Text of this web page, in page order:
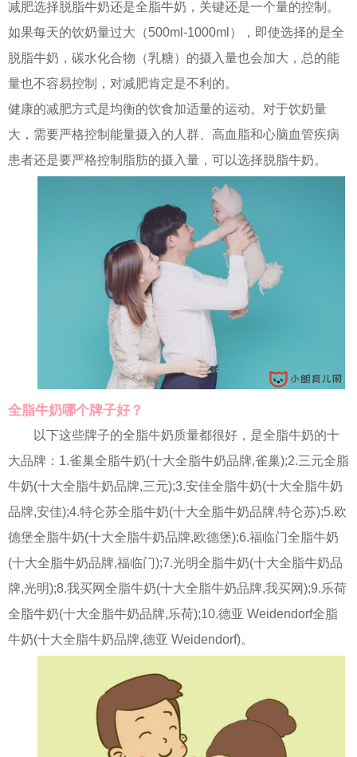
减肥选择脱脂牛奶还是全脂牛奶，关键还是一个量的控制。
如果每天的饮奶量过大（500ml-1000ml），即使选择的是全
脱脂牛奶，碳水化合物（乳糖）的摄入量也会加大，总的能
量也不容易控制，对减肥肯定是不利的。
健康的减肥方式是均衡的饮食加适量的运动。对于饮奶量
大，需要严格控制能量摄入的人群、高血脂和心脑血管疾病
患者还是要严格控制脂肪的摄入量，可以选择脱脂牛奶。
全脂牛奶哪个牌子好？
以下这些牌子的全脂牛奶质量都很好，是全脂牛奶的十
大品牌：1.雀巢全脂牛奶(十大全脂牛奶品牌,雀巢);2.三元全脂
牛奶(十大全脂牛奶品牌,三元);3.安佳全脂牛奶(十大全脂牛奶
品牌,安佳);4.特仑苏全脂牛奶(十大全脂牛奶品牌,特仑苏);5.欧
德堡全脂牛奶(十大全脂牛奶品牌,欧德堡);6.福临门全脂牛奶
(十大全脂牛奶品牌,福临门);7.光明全脂牛奶(十大全脂牛奶品
牌,光明);8.我买网全脂牛奶(十大全脂牛奶品牌,我买网);9.乐荷
全脂牛奶(十大全脂牛奶品牌,乐荷);10.德亚 Weidendorf全脂
牛奶(十大全脂牛奶品牌,德亚 Weidendorf)。